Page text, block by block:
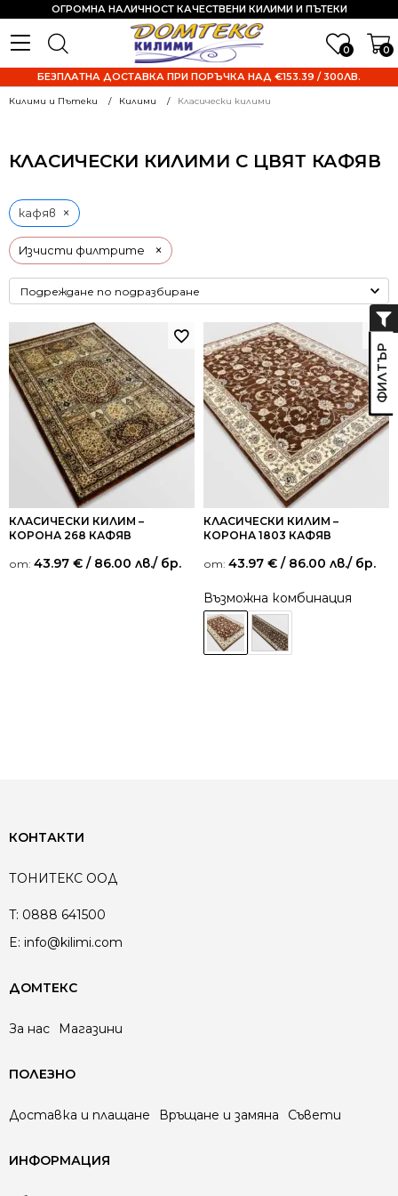
0 0
ОГРОМНА НАЛИЧНОСТ КАЧЕСТВЕНИ КИЛИМИ И ПЪТЕКИ
БЕЗПЛАТНА ДОСТАВКА ПРИ ПОРЪЧКА НАД €153.39 / 300ЛВ.
Килими и Пътеки Килими Класически килими
КЛАСИЧЕСКИ КИЛИМИ С ЦВЯТ КАФЯВ
Изчисти филтрите ×
кафяв ×
КЛАСИЧЕСКИ КИЛИМ –
КОРОНА 268 КАФЯВ
от: 43.97 € / 86.00 лв./ бр.
КЛАСИЧЕСКИ КИЛИМ –
КОРОНА 1803 КАФЯВ
от: 43.97 € / 86.00 лв./ бр.
Възможна комбинация
КОНТАКТИ
ТОНИТЕКС ООД
T: 0888 641500
E: info@kilimi.com
ДОМТЕКС
За нас Магазини
ПОЛЕЗНО
Доставка и плащане Връщане и замяна Съвети
ИНФОРМАЦИЯ